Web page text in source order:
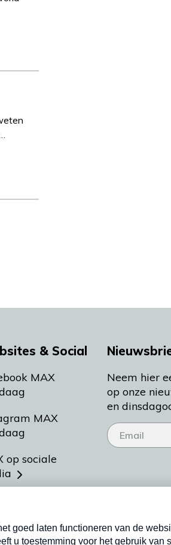
& Social
MAX
MAX
op sociale
Actueel
Neem hier
op onze
en
Nieuwsbrief